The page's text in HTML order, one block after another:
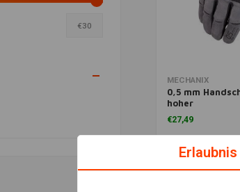
€30
MECHANIX
0,5 mm
hoher
€27,49
Erlaubnis